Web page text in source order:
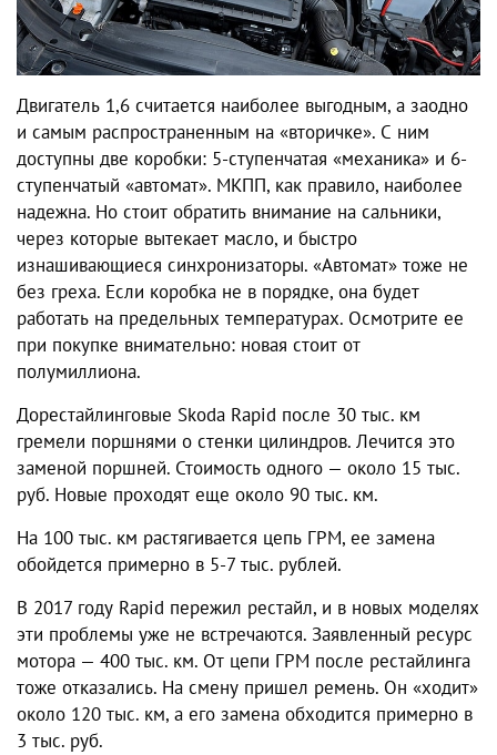
Двигатель 1,6 считается наиболее выгодным, а заодно
и самым распространенным на «вторичке». С ним
доступны две коробки: 5-ступенчатая «механика» и 6-
ступенчатый «автомат». МКПП, как правило, наиболее
надежна. Но стоит обратить внимание на сальники,
через которые вытекает масло, и быстро
изнашивающиеся синхронизаторы. «Автомат» тоже не
без греха. Если коробка не в порядке, она будет
работать на предельных температурах. Осмотрите ее
при покупке внимательно: новая стоит от
полумиллиона.
Дорестайлинговые Skoda Rapid после 30 тыс. км
гремели поршнями о стенки цилиндров. Лечится это
заменой поршней. Стоимость одного — около 15 тыс.
руб. Новые проходят еще около 90 тыс. км.
На 100 тыс. км растягивается цепь ГРМ, ее замена
обойдется примерно в 5-7 тыс. рублей.
В 2017 году Rapid пережил рестайл, и в новых моделях
эти проблемы уже не встречаются. Заявленный ресурс
мотора — 400 тыс. км. От цепи ГРМ после рестайлинга
тоже отказались. На смену пришел ремень. Он «ходит»
около 120 тыс. км, а его замена обходится примерно в
3 тыс. руб.